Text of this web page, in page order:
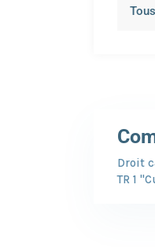
Droit
TR 1